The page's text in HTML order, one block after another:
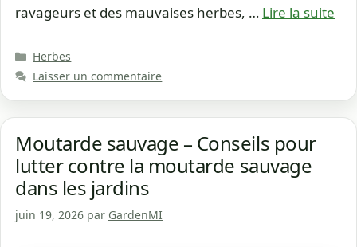
ravageurs et des mauvaises herbes, … Lire la suite
Catégories
Herbes
Laisser un commentaire
Moutarde sauvage – Conseils pour
lutter contre la moutarde sauvage
dans les jardins
juin 19, 2026 par GardenMI